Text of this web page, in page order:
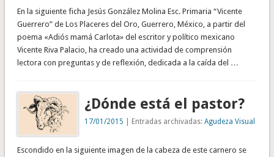
En la siguiente ficha Jesús González Molina Esc. Primaria “Vicente
Guerrero” de Los Placeres del Oro, Guerrero, México, a partir del
poema «Adiós mamá Carlota» del escritor y político mexicano
Vicente Riva Palacio, ha creado una actividad de comprensión
lectora con preguntas y de reflexión, dedicada a la caída del …
¿Dónde está el pastor?
17/01/2015 | Entradas archivadas:Agudeza Visual
Escondido en la siguiente imagen de la cabeza de este carnero se